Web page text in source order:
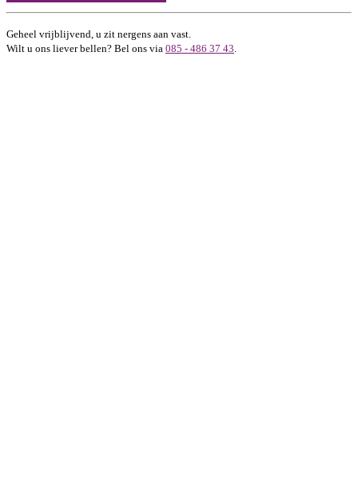
Geheel vrijblijvend, u zit nergens aan vast.
Wilt u ons liever bellen? Bel ons via 085 - 486 37 43.